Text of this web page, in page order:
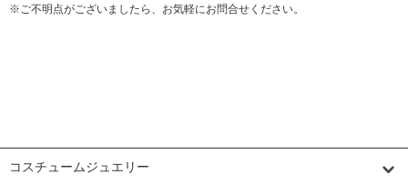
※ご不明点がございましたら、お気軽にお問合せください。
コスチュームジュエリー